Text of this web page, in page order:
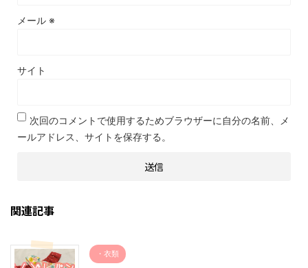
メール ※
サイト
次回のコメントで使用するためブラウザーに自分の名前、メ
ールアドレス、サイトを保存する。
関連記事
・衣類